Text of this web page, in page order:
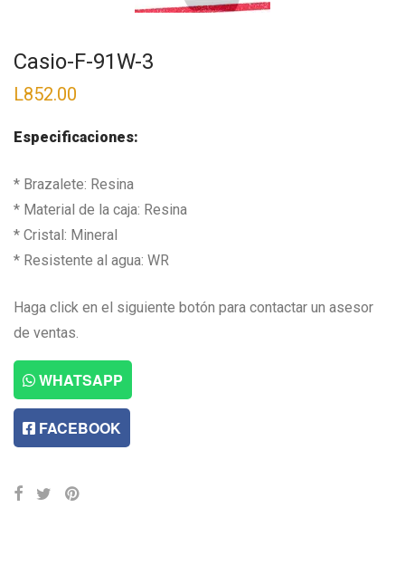
Casio-F-91W-3
L852.00
Especificaciones:
* Brazalete: Resina
* Material de la caja: Resina
* Cristal: Mineral
* Resistente al agua: WR
Haga click en el siguiente botón para contactar un asesor
de ventas.
WHATSAPP
FACEBOOK